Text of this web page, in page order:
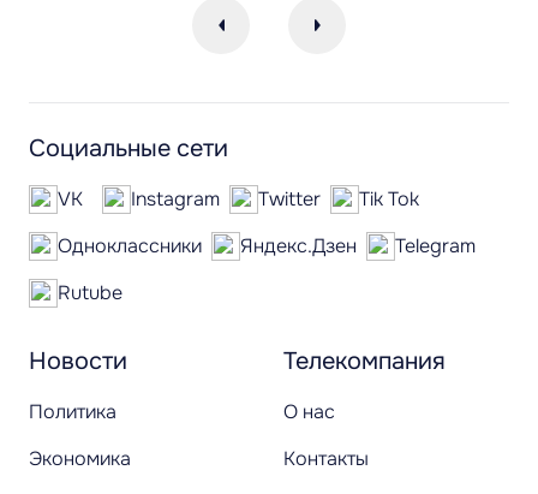
Новости
Политика
Экономика
Телекомпания
О нас
Контакты
Социальные сети
VK Instagram Twitter
Tik Tok
Одноклассники
Яндекс.Дзен
Telegram
Rutube